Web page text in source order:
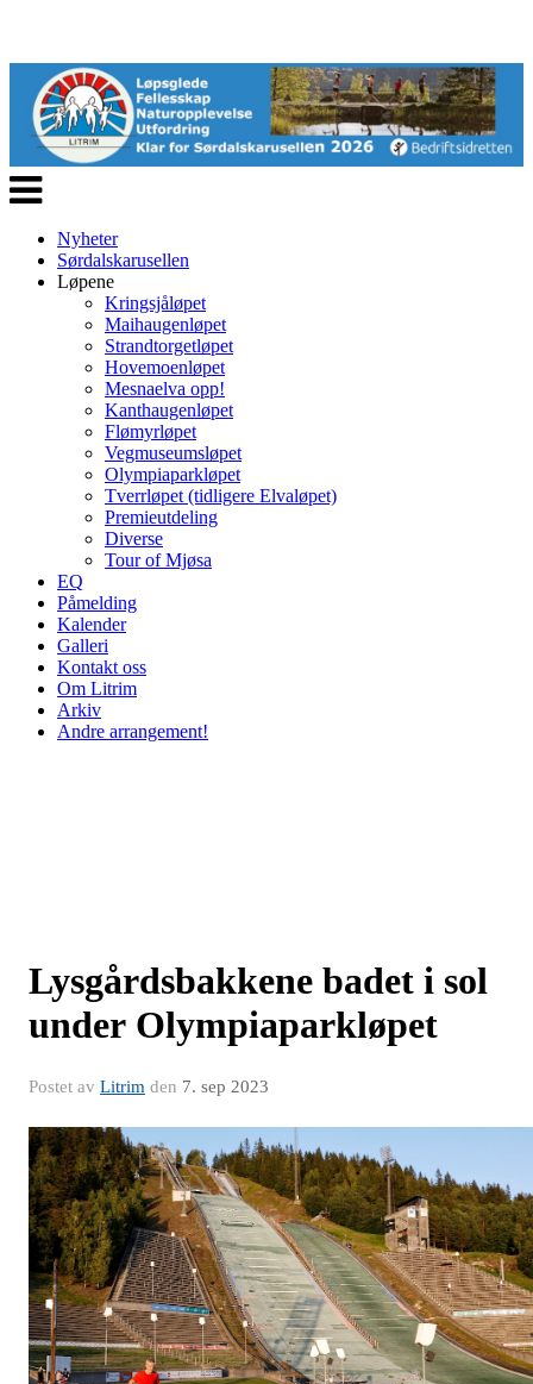
Veksle
navigasjon
Nyheter
Sørdalskarusellen
Løpene
Kringsjåløpet
Maihaugenløpet
Strandtorgetløpet
Hovemoenløpet
Mesnaelva opp!
Kanthaugenløpet
Flømyrløpet
Vegmuseumsløpet
Olympiaparkløpet
Tverrløpet (tidligere Elvaløpet)
Premieutdeling
Diverse
Tour of Mjøsa
EQ
Påmelding
Kalender
Galleri
Kontakt oss
Om Litrim
Arkiv
Andre arrangement!
Lysgårdsbakkene badet i sol
under Olympiaparkløpet
Postet av Litrim den 7. sep 2023